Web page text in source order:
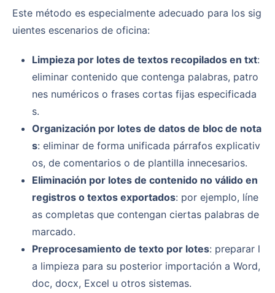
Este método es especialmente adecuado para los sig
uientes escenarios de oficina:
Limpieza por lotes de textos recopilados en txt:
eliminar contenido que contenga palabras, patro
nes numéricos o frases cortas fijas especificada
s.
Organización por lotes de datos de bloc de nota
s: eliminar de forma unificada párrafos explicativ
os, de comentarios o de plantilla innecesarios.
Eliminación por lotes de contenido no válido en
registros o textos exportados: por ejemplo, líne
as completas que contengan ciertas palabras de
marcado.
Preprocesamiento de texto por lotes: preparar l
a limpieza para su posterior importación a Word,
doc, docx, Excel u otros sistemas.